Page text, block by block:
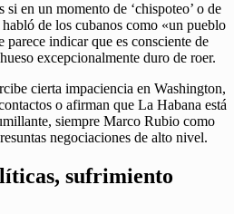
en un momento de ‘chispoteo’ o de
de los cubanos como «un pueblo
indicar que es consciente de
excepcionalmente duro de roer.
cierta impaciencia en Washington,
o afirman que La Habana está
siempre Marco Rubio como
negociaciones de alto nivel.
sufrimiento